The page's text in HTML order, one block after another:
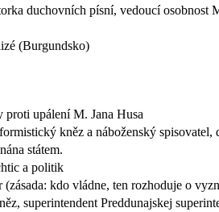
duchovních písní, vedoucí osobnost
(Burgundsko)
proti upálení M. Jana Husa
kněz a náboženský spisovatel,
státem.
a politik
kdo vládne, ten rozhoduje o
superintendent Preddunajskej